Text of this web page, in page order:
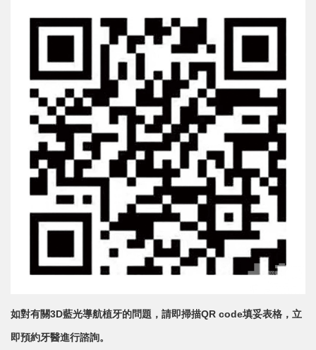
如對有關3D藍光導航植牙的問題，請即掃描QR code填妥表格，立
即預約牙醫進行諮詢。